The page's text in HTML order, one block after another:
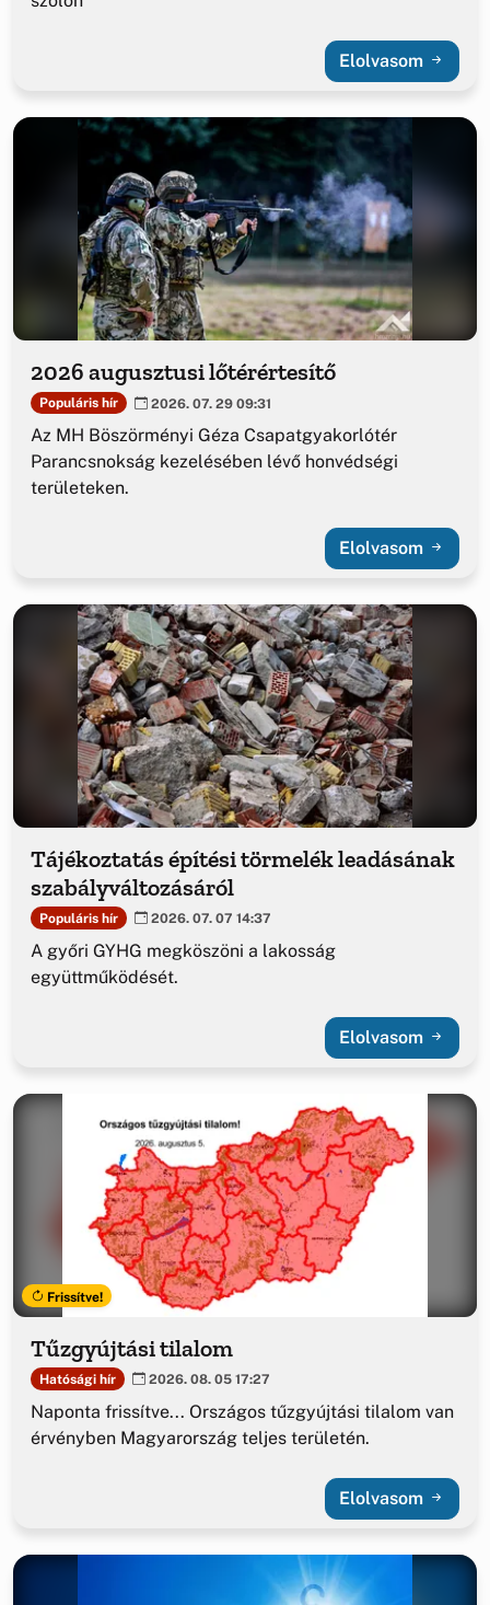
Elolvasom
2026 augusztusi lőtérértesítő
Populáris hír 2026. 07. 29 09:31
Az MH Böszörményi Géza Csapatgyakorlótér
Parancsnokság kezelésében lévő honvédségi
területeken.
Elolvasom
Tájékoztatás építési törmelék leadásának
szabályváltozásáról
Populáris hír 2026. 07. 07 14:37
A győri GYHG megköszöni a lakosság
együttműködését.
Elolvasom
Frissítve!
Tűzgyújtási tilalom
Hatósági hír 2026. 08. 05 17:27
Naponta frissítve... Országos tűzgyújtási tilalom van
érvényben Magyarország teljes területén.
Elolvasom